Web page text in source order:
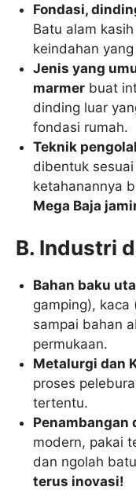
Fondasi,
Batu alam
keindahan
Jenis yang
marmer buat
dinding luar
fondasi rumah.
Teknik
dibentuk
ketahanannya
Mega Baja
B. Industri
Bahan baku
gamping), kaca
sampai bahan
permukaan.
Metalurgi dan
proses
tertentu.
Penambangan
modern, pakai
dan ngolah
terus inovasi!